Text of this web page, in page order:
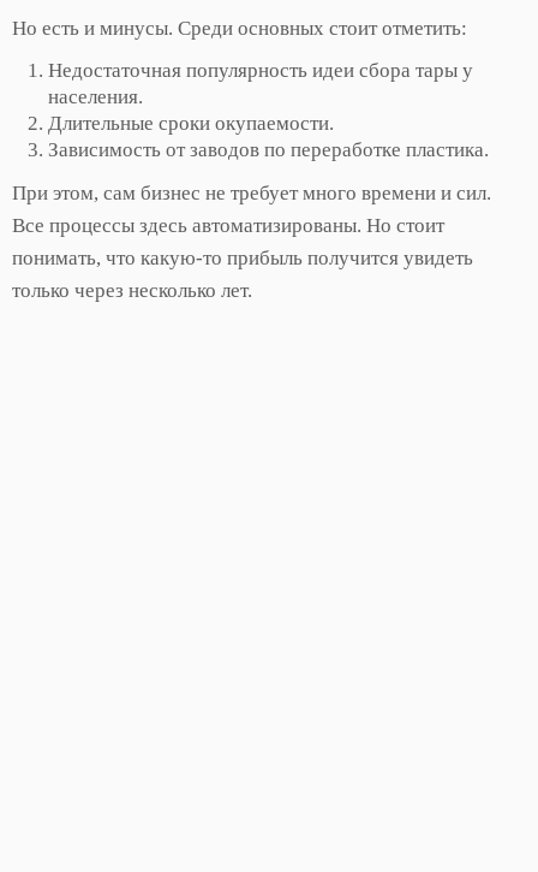
Но есть и минусы. Среди основных стоит отметить:
Недостаточная популярность идеи сбора тары у
населения.
Длительные сроки окупаемости.
Зависимость от заводов по переработке пластика.
При этом, сам бизнес не требует много времени и сил.
Все процессы здесь автоматизированы. Но стоит
понимать, что какую-то прибыль получится увидеть
только через несколько лет.